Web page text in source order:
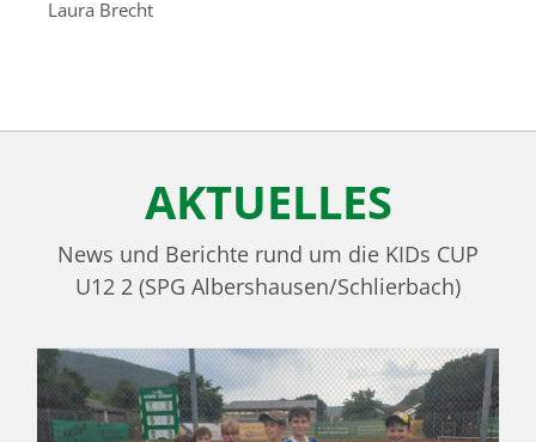
Laura Brecht
AKTUELLES
News und Berichte rund um die KIDs CUP
U12 2 (SPG Albershausen/Schlierbach)